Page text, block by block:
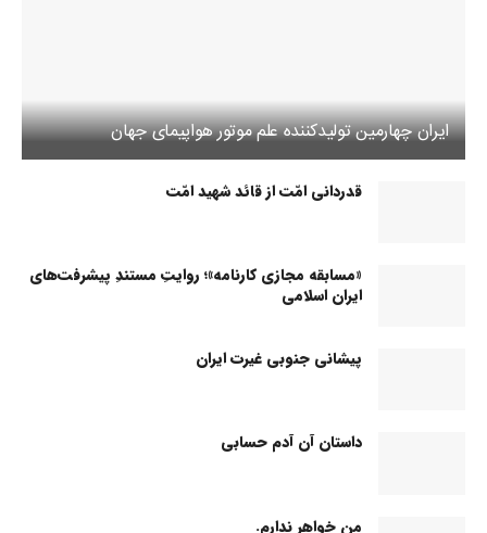
ایران چهارمین تولیدکننده علم موتور هواپیمای جهان
قدردانی امّت از قائد شهید امّت
«مسابقه مجازی کارنامه»؛ روایتِ مستندِ پیشرفت‌های
ایران اسلامی
پیشانی جنوبی غیرت ایران
داستان آن آدم حسابی
من خواهر ندارم.